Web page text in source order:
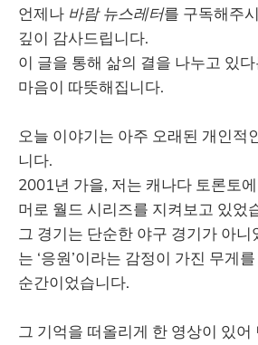
언제나 바람 뉴스레터를 구독해주
깊이 감사드립니다.
이 글을 통해 삶의 결을 나누고 있
마음이 따뜻해집니다.
오늘 이야기는 아주 오래된 개인적
니다.
2001년 가을, 저는 캐나다 토론토
머로 월드 시리즈를 지켜보고 있었
그 경기는 단순한 야구 경기가 아니
는 ‘응원’이라는 감정이 가진 무게
순간이었습니다.
그 기억을 떠올리게 한 영상이 있어